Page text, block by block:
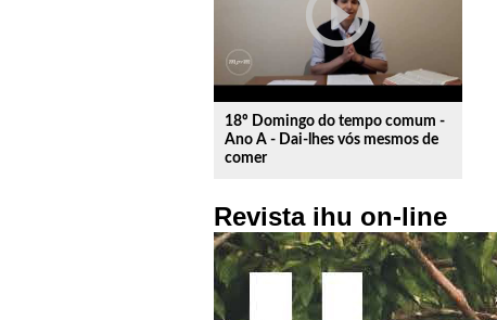
play_circle_outline
18º Domingo do tempo comum -
Ano A - Dai-lhes vós mesmos de
comer
Revista ihu on-line